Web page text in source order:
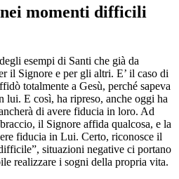
momenti difficili
esempi di Santi che già da
il Signore e per gli altri. E’ il caso di
totalmente a Gesù, perché sapeva
lui. E così, ha ripreso, anche oggi ha
di avere fiducia in loro. Ad
il Signore affida qualcosa, e la
fiducia in Lui. Certo, riconosce il
situazioni negative ci portano
realizzare i sogni della propria vita.